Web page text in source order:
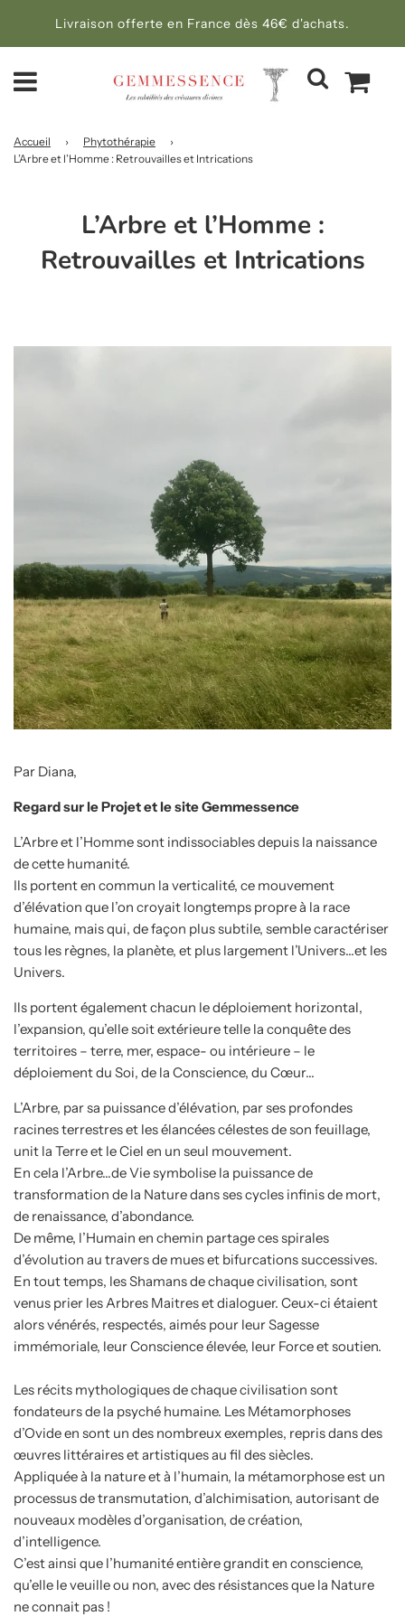
Livraison offerte en France dès 46€ d'achats.
Accueil › Phytothérapie
›
L’Arbre et l’Homme : Retrouvailles et Intrications
L’Arbre et l’Homme :
Retrouvailles et Intrications
Par Diana,
Regard sur le Projet et le site Gemmessence
L’Arbre et l’Homme sont indissociables depuis la naissance
de cette humanité.
Ils portent en commun la verticalité, ce mouvement
d’élévation que l’on croyait longtemps propre à la race
humaine, mais qui, de façon plus subtile, semble caractériser
tous les règnes, la planète, et plus largement l’Univers…et les
Univers.
Ils portent également chacun le déploiement horizontal,
l’expansion, qu’elle soit extérieure telle la conquête des
territoires – terre, mer, espace- ou intérieure – le
déploiement du Soi, de la Conscience, du Cœur…
L’Arbre, par sa puissance d’élévation, par ses profondes
racines terrestres et les élancées célestes de son feuillage,
unit la Terre et le Ciel en un seul mouvement.
En cela l’Arbre…de Vie symbolise la puissance de
transformation de la Nature dans ses cycles infinis de mort,
de renaissance, d’abondance.
De même, l’Humain en chemin partage ces spirales
d’évolution au travers de mues et bifurcations successives.
En tout temps, les Shamans de chaque civilisation, sont
venus prier les Arbres Maitres et dialoguer. Ceux-ci étaient
alors vénérés, respectés, aimés pour leur Sagesse
immémoriale, leur Conscience élevée, leur Force et soutien.
Les récits mythologiques de chaque civilisation sont
fondateurs de la psyché humaine. Les Métamorphoses
d’Ovide en sont un des nombreux exemples, repris dans des
œuvres littéraires et artistiques au fil des siècles.
Appliquée à la nature et à l’humain, la métamorphose est un
processus de transmutation, d’alchimisation, autorisant de
nouveaux modèles d’organisation, de création,
d’intelligence.
C’est ainsi que l’humanité entière grandit en conscience,
qu’elle le veuille ou non, avec des résistances que la Nature
ne connait pas !